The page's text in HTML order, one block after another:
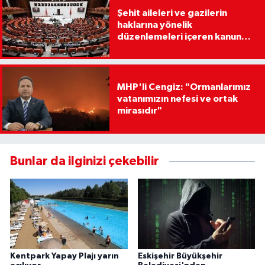
Şehit aileleri ve gazilerin
haklarına yönelik
düzenlemeleri içeren kanun
Komisyonunda
MHP'li Cengiz: "Ormanlarımız
vatanımızın nefesi ve ortak
mirasıdır"
Bunlar da ilginizi çekebilir
Kentpark Yapay Plajı yarın
Eskişehir Büyükşehir